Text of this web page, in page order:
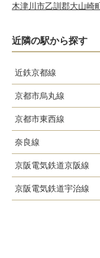
木津川市乙訓郡大山崎
近隣の駅から探す
近鉄京都線
上鳥羽口駅
竹田駅
伏見駅
桃山御陵前駅
京都市烏丸線
くいな橋駅
竹田駅
京都市東西線
醍醐駅
石田駅
奈良線
稲荷駅
ＪＲ藤森駅
京阪電気鉄道京阪線
伏見稲荷駅
京阪電気鉄道宇治線